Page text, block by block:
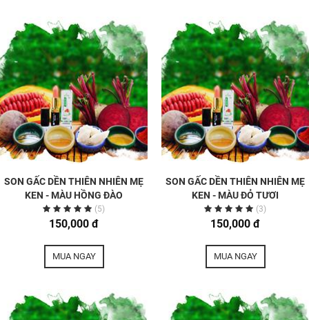
SON GẤC DỀN THIÊN NHIÊN MẸ
KEN - MÀU HỒNG ĐÀO
(5)
150,000 đ
MUA NGAY
SON GẤC DỀN THIÊN NHIÊN MẸ
KEN - MÀU ĐỎ TƯƠI
(3)
150,000 đ
MUA NGAY